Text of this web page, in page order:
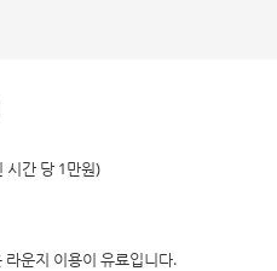
시간 당 1만원)
운지 이용이 유료입니다.